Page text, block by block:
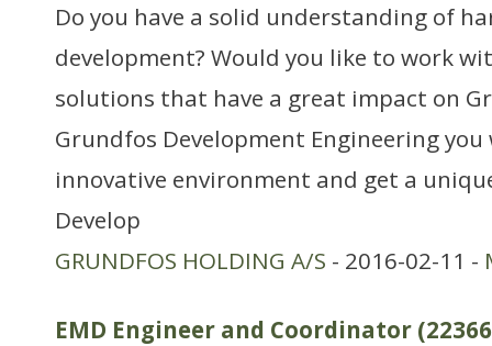
Do you have a solid understanding of
development? Would you like to work
solutions that have a great impact on
Grundfos Development Engineering
innovative environment and get a
Develop
GRUNDFOS HOLDING A/S - 2016-02-11 -
EMD Engineer and Coordinator